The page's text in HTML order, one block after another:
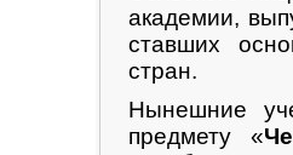
академии,
ставших
стран.
Нынешние
предмету «